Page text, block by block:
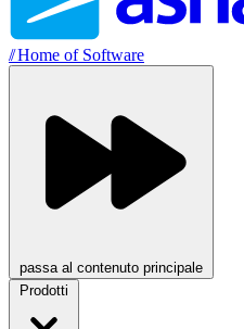
//Home of Software
passa al contenuto principale
Prodotti